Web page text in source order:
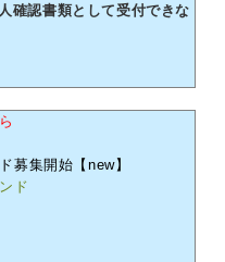
確認書類として受付できな
募集開始【new】
ド